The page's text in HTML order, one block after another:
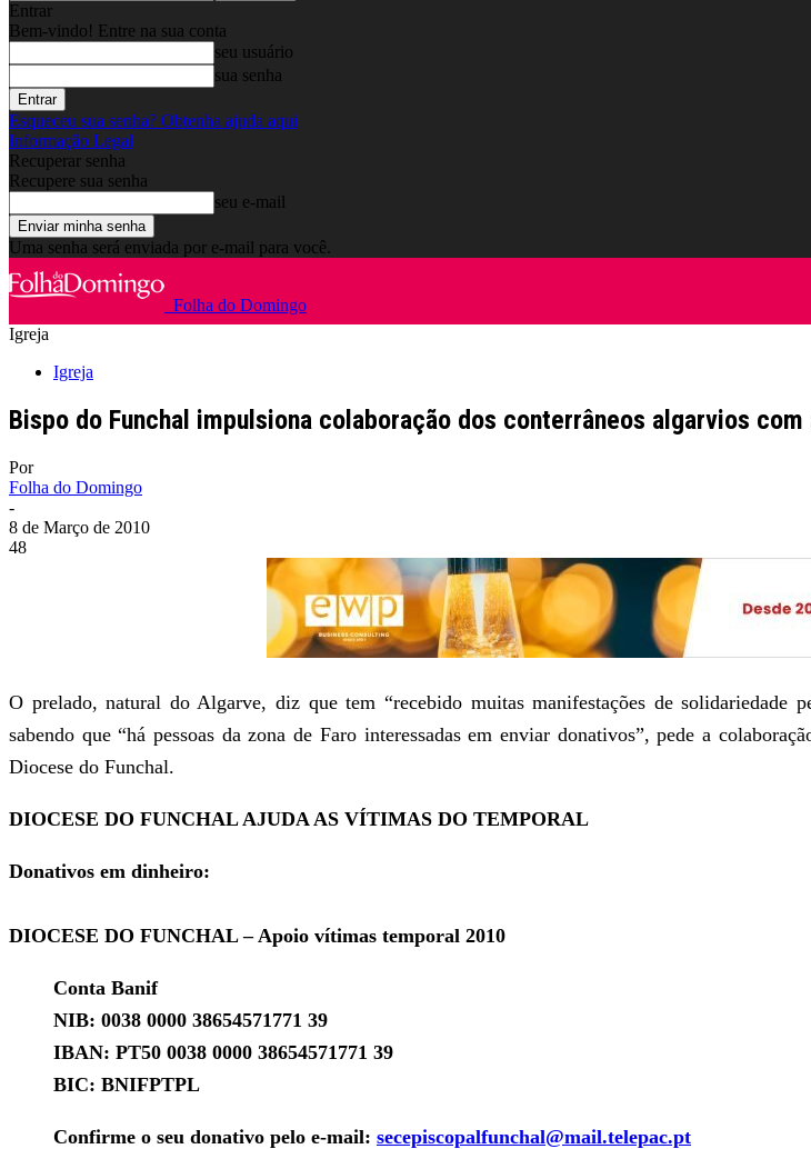
Entrar
Bem-vindo! Entre na sua conta
seu usuário
sua senha
Esqueceu sua senha? Obtenha ajuda aqui
Informação Legal
Recuperar senha
Recupere sua senha
seu e-mail
Uma senha será enviada por e-mail para você.
Folha do Domingo
Igreja
Igreja
Bispo do Funchal impulsiona colaboração dos conterrâneos algarvios com
Por
Folha do Domingo
-
8 de Março de 2010
48
O prelado, natural do Algarve, diz que tem “recebido muitas manifestações de solidariedade
sabendo que “há pessoas da zona de Faro interessadas em enviar donativos”, pede a
Diocese do Funchal.
DIOCESE DO FUNCHAL AJUDA AS VÍTIMAS DO TEMPORAL
Donativos em dinheiro:
DIOCESE DO FUNCHAL – Apoio vítimas temporal 2010
Conta Banif
NIB: 0038 0000 38654571771 39
IBAN: PT50 0038 0000 38654571771 39
BIC: BNIFPTPL
Confirme o seu donativo pelo e-mail: secepiscopalfunchal@mail.telepac.pt